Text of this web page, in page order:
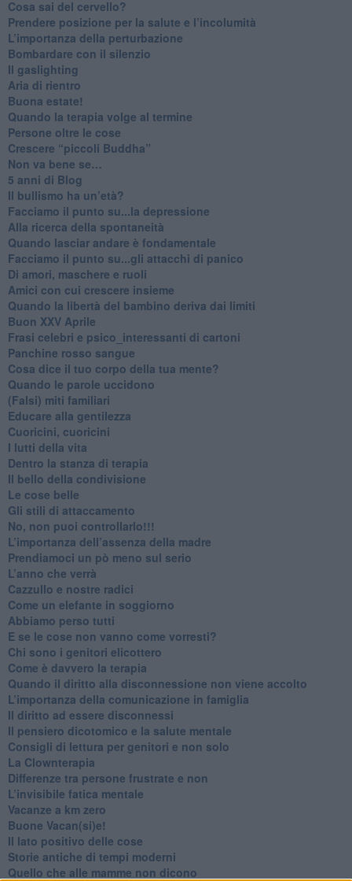
​Cosa sai del cervello?
Prendere posizione per la salute e l’incolumità
L’importanza della perturbazione
​Bombardare con il silenzio
Il gaslighting
Aria di rientro
Buona estate!
​Quando la terapia volge al termine
​Persone oltre le cose
​Crescere “piccoli Buddha”
Non va bene se…
​5 anni di Blog
​Il bullismo ha un’età?
Facciamo il punto su...la depressione
​Alla ricerca della spontaneità
​Quando lasciar andare è fondamentale
Facciamo il punto su...gli attacchi di panico
Di amori, maschere e ruoli
​Amici con cui crescere insieme
​Quando la libertà del bambino deriva dai limiti
Buon XXV Aprile
​Frasi celebri e psico_interessanti di cartoni
​Panchine rosso sangue
​Cosa dice il tuo corpo della tua mente?
​Quando le parole uccidono
​(Falsi) miti familiari
​Educare alla gentilezza
​Cuoricini, cuoricini
I lutti della vita
​Dentro la stanza di terapia
​Il bello della condivisione
Le cose belle
​Gli stili di attaccamento
No, non puoi controllarlo!!!
​L’importanza dell’assenza della madre
​Prendiamoci un pò meno sul serio
​L’anno che verrà
​Cazzullo e nostre radici
​Come un elefante in soggiorno
​Abbiamo perso tutti
E se le cose non vanno come vorresti?
​Chi sono i genitori elicottero
Come è davvero la terapia
Quando il diritto alla disconnessione non viene accolto
​L’importanza della comunicazione in famiglia
​Il diritto ad essere disconnessi
​Il pensiero dicotomico e la salute mentale
​Consigli di lettura per genitori e non solo
​La Clownterapia
​Differenze tra persone frustrate e non
L’invisibile fatica mentale
Vacanze a km zero
​Buone Vacan(si)e!
​Il lato positivo delle cose
​Storie antiche di tempi moderni
​Quello che alle mamme non dicono